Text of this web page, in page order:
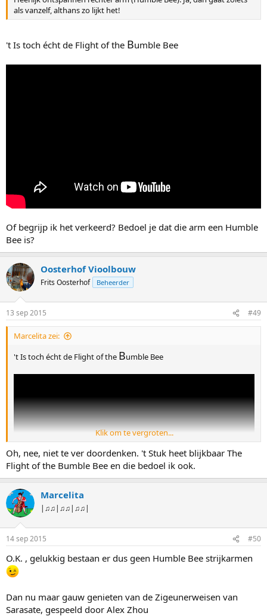
als vanzelf, althans zo lijkt het!
't Is toch écht de Flight of the Bumble Bee
Of begrijp ik het verkeerd? Bedoel je dat die arm een Humble
Bee is?
Oosterhof Vioolbouw
Frits Oosterhof Beheerder
13 sep 2015 #49
Marcelita zei:
't Is toch écht de Flight of the Bumble Bee
Of begrijp ik het verkeerd? Bedoel je dat die arm een Humble Bee is?
Klik om te vergroten...
Oh, nee, niet te ver doordenken. 't Stuk heet blijkbaar The
Flight of the Bumble Bee en die bedoel ik ook.
Marcelita
|♫♫|♫♫|♫♫|
14 sep 2015 #50
O.K. , gelukkig bestaan er dus geen Humble Bee strijkarmen
Dan nu maar gauw genieten van de Zigeunerweisen van
Sarasate, gespeeld door Alex Zhou